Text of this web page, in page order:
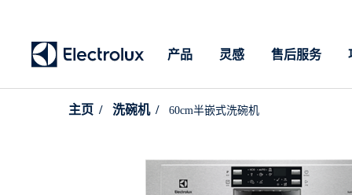
产品 灵感 售后服务
主页 洗碗机 60cm半嵌式洗碗机